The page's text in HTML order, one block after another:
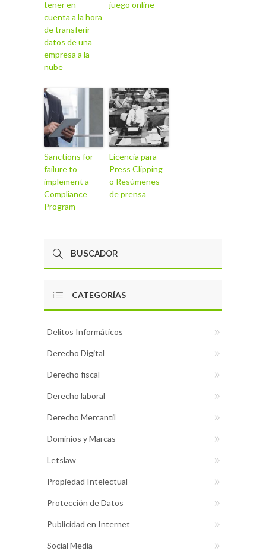
tener en
cuenta a la hora
de transferir
datos de una
empresa a la
nube
juego online
Sanctions for
failure to
implement a
Compliance
Program
Licencia para
Press Clipping
o Resúmenes
de prensa
CATEGORÍAS
Delitos Informáticos
Derecho Digital
Derecho fiscal
Derecho laboral
Derecho Mercantil
Dominios y Marcas
Letslaw
Propiedad Intelectual
Protección de Datos
Publicidad en Internet
Social Media